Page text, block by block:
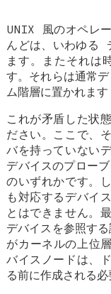
UNIX 風のオペレ
んどは、いわゆる
ます。またそれは
す。それらは通常
ム階層に置かれま
これが矛盾した状
ださい。ここで、
バを持っていない
デバイスのプロー
のいずれかです。
も対応するデバイ
とはできません。
デバイスを参照す
がカーネルの上位
バイスノードは、
る前に作成される必